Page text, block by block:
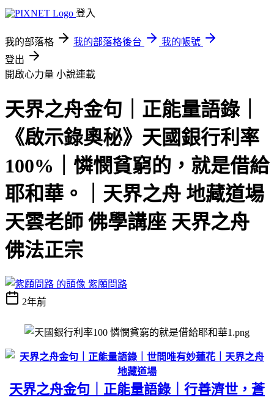
登入
我的部落格 我的部落格後台
我的帳號
登出
開啟心力量 小說連載
天界之舟金句｜正能量語錄｜
《啟示錄奧秘》天國銀行利率
100%｜憐憫貧窮的，就是借給
耶和華。｜天界之舟 地藏道場
天雲老師 佛學講座 天界之舟
佛法正宗
紫願問路
2年前
天界之舟金句｜正能量語錄｜行善濟世，蒼